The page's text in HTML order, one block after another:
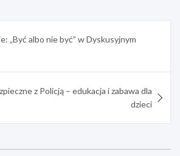
„Być albo nie być” w Dyskusyjnym
z Policją – edukacja i zabawa dla
dzieci